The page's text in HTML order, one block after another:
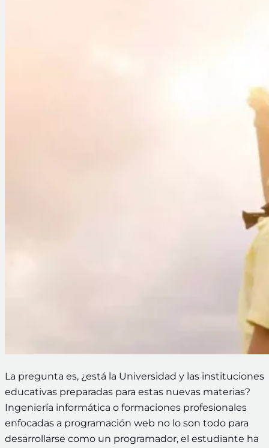
La pregunta es, ¿está la Universidad y las instituciones
educativas preparadas para estas nuevas materias?
Ingeniería informática o formaciones profesionales
enfocadas a programación web no lo son todo para
desarrollarse como un programador, el estudiante ha